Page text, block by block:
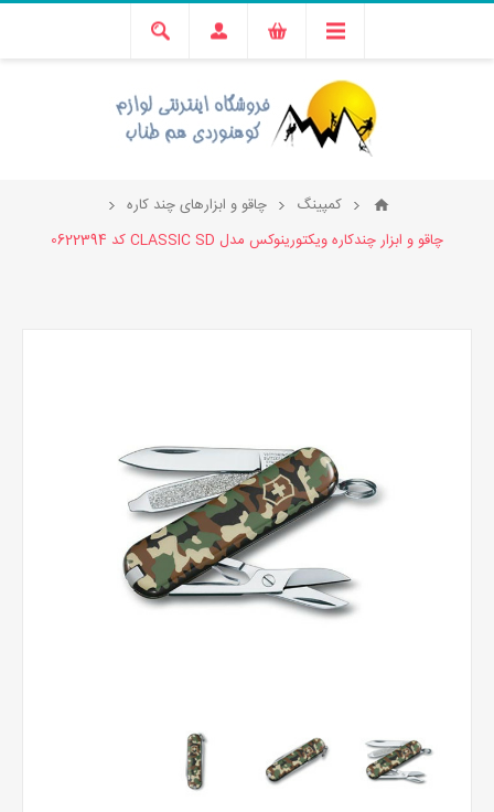
کمپینگ
چاقو و ابزارهای چند کاره
چاقو و ابزار چندکاره ویکتورینوکس مدل CLASSIC SD کد 0622394